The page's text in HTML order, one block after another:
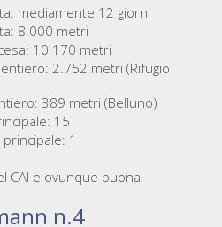
mediamente 12 giorni
8.000 metri
10.170 metri
2.752 metri (Rifugio
389 metri (Belluno)
15
1
CAI e ovunque buona
n.4